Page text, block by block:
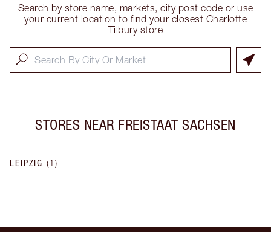
Search by store name, markets, city post code or use
your current location to find your closest Charlotte
Tilbury store
STORES NEAR FREISTAAT SACHSEN
LEIPZIG (1 )